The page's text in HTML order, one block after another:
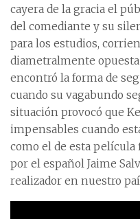
cayera de la gracia el
del comediante y su
para los estudios,
diametralmente
encontró la forma de
cuando su vagabundo
situación provocó que
impensables cuando
como el de esta
por el español Jaime
realizador en nuestro